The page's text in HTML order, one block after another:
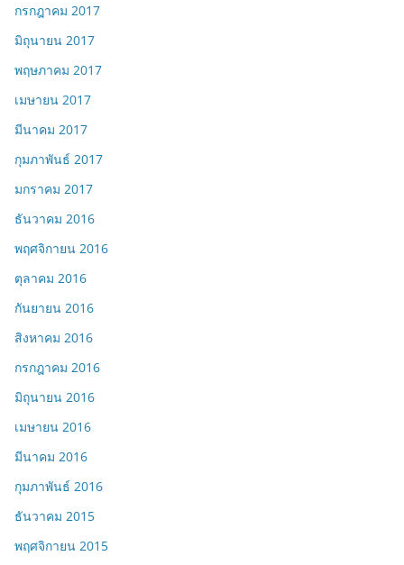
กรกฎาคม 2017
มิถุนายน 2017
พฤษภาคม 2017
เมษายน 2017
มีนาคม 2017
กุมภาพันธ์ 2017
มกราคม 2017
ธันวาคม 2016
พฤศจิกายน 2016
ตุลาคม 2016
กันยายน 2016
สิงหาคม 2016
กรกฎาคม 2016
มิถุนายน 2016
เมษายน 2016
มีนาคม 2016
กุมภาพันธ์ 2016
ธันวาคม 2015
พฤศจิกายน 2015